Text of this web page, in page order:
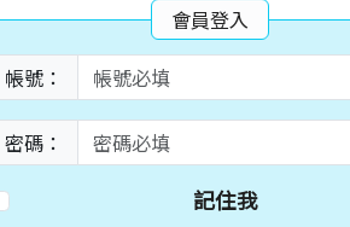
會員登入
帳號：
密碼：
記住我